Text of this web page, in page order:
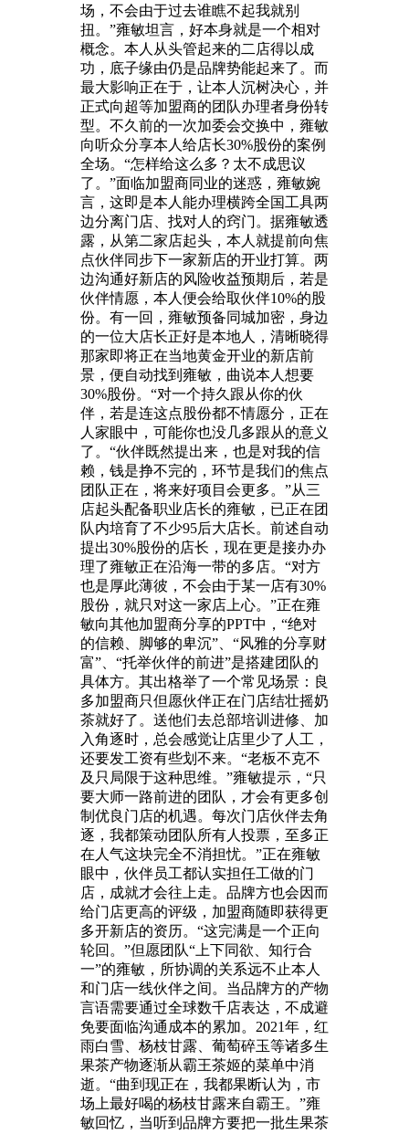
场，不会由于过去谁瞧不起我就别
扭。”雍敏坦言，好本身就是一个相对
概念。本人从头管起来的二店得以成
功，底子缘由仍是品牌势能起来了。而
最大影响正在于，让本人沉树决心，并
正式向超等加盟商的团队办理者身份转
型。不久前的一次加委会交换中，雍敏
向听众分享本人给店长30%股份的案例
全场。“怎样给这么多？太不成思议
了。”面临加盟商同业的迷惑，雍敏婉
言，这即是本人能办理横跨全国工具两
边分离门店、找对人的窍门。据雍敏透
露，从第二家店起头，本人就提前向焦
点伙伴同步下一家新店的开业打算。两
边沟通好新店的风险收益预期后，若是
伙伴情愿，本人便会给取伙伴10%的股
份。有一回，雍敏预备同城加密，身边
的一位大店长正好是本地人，清晰晓得
那家即将正在当地黄金开业的新店前
景，便自动找到雍敏，曲说本人想要
30%股份。“对一个持久跟从你的伙
伴，若是连这点股份都不情愿分，正在
人家眼中，可能你也没几多跟从的意义
了。“伙伴既然提出来，也是对我的信
赖，钱是挣不完的，环节是我们的焦点
团队正在，将来好项目会更多。”从三
店起头配备职业店长的雍敏，已正在团
队内培育了不少95后大店长。前述自动
提出30%股份的店长，现在更是接办办
理了雍敏正在沿海一带的多店。“对方
也是厚此薄彼，不会由于某一店有30%
股份，就只对这一家店上心。”正在雍
敏向其他加盟商分享的PPT中，“绝对
的信赖、脚够的卑沉”、“风雅的分享财
富”、“托举伙伴的前进”是搭建团队的
具体方。其出格举了一个常见场景：良
多加盟商只但愿伙伴正在门店结壮摇奶
茶就好了。送他们去总部培训进修、加
入角逐时，总会感觉让店里少了人工，
还要发工资有些划不来。“老板不克不
及只局限于这种思维。”雍敏提示，“只
要大师一路前进的团队，才会有更多创
制优良门店的机遇。每次门店伙伴去角
逐，我都策动团队所有人投票，至多正
在人气这块完全不消担忧。”正在雍敏
眼中，伙伴员工都认实担任工做的门
店，成就才会往上走。品牌方也会因而
给门店更高的评级，加盟商随即获得更
多开新店的资历。“这完满是一个正向
轮回。”但愿团队“上下同欲、知行合
一”的雍敏，所协调的关系远不止本人
和门店一线伙伴之间。当品牌方的产物
言语需要通过全球数千店表达，不成避
免要面临沟通成本的累加。2021年，红
雨白雪、杨枝甘露、葡萄碎玉等诸多生
果茶产物逐渐从霸王茶姬的菜单中消
逝。“曲到现正在，我都果断认为，市
场上最好喝的杨枝甘露来自霸王。”雍
敏回忆，当听到品牌方要把一批生果茶